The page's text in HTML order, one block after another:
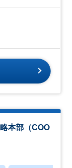
本部（COO